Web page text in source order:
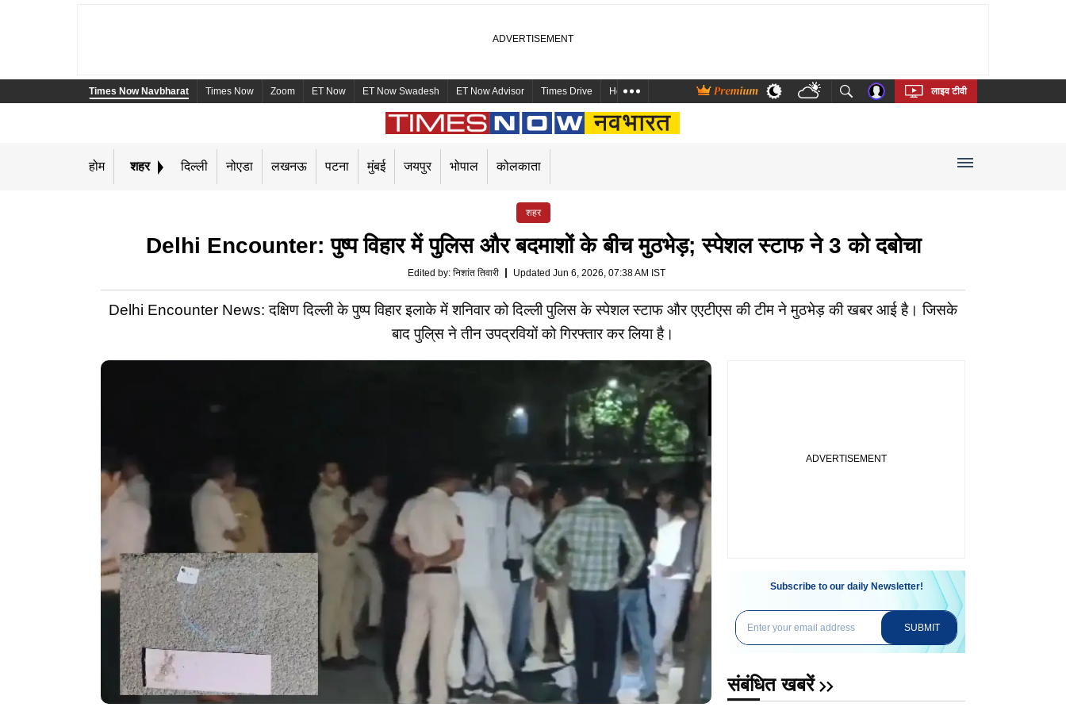
Times Now Navbharat Times Now Zoom ET Now ET Now Swadesh ET Now Advisor Times Drive Health and Me Marathi Bengali Telugu Tamil Kannada Malayalam
लाइव टीवी
होम शहर दिल्ली नोएडा लखनऊ पटना मुंबई जयपुर भोपाल कोलकाता
शहर
Delhi Encounter: पुष्प विहार में पुलिस और बदमाशों के बीच मुठभेड़; स्पेशल स्टाफ ने 3 को दबोचा
Edited by: निशांत तिवारी Updated Jun 6, 2026, 07:38 AM IST
Delhi Encounter News: दक्षिण दिल्ली के पुष्प विहार इलाके में शनिवार को दिल्ली पुलिस के स्पेशल स्टाफ और एएटीएस की टीम ने मुठभेड़ की खबर आई है। जिसके
बाद पुलि्स ने तीन उपद्रवियों को गिरफ्तार कर लिया है।
Subscribe to our daily Newsletter!
SUBMIT
संबंधित खबरें